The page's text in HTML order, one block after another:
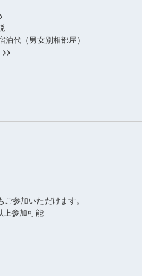
代（男女別相部屋）
参加いただけます。
上参加可能